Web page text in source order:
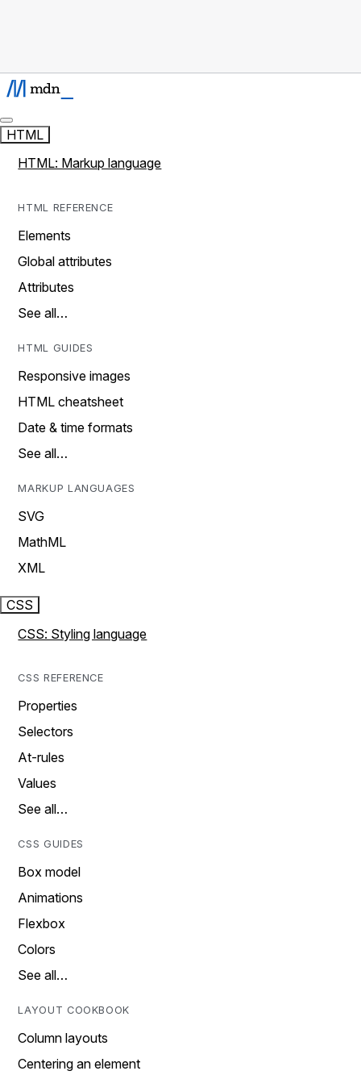
HTML
HTML: Markup language
HTML REFERENCE
Elements
Global attributes
Attributes
See all…
HTML GUIDES
Responsive images
HTML cheatsheet
Date & time formats
See all…
MARKUP LANGUAGES
SVG
MathML
XML
CSS
CSS: Styling language
CSS REFERENCE
Properties
Selectors
At-rules
Values
See all…
CSS GUIDES
Box model
Animations
Flexbox
Colors
See all…
LAYOUT COOKBOOK
Column layouts
Centering an element